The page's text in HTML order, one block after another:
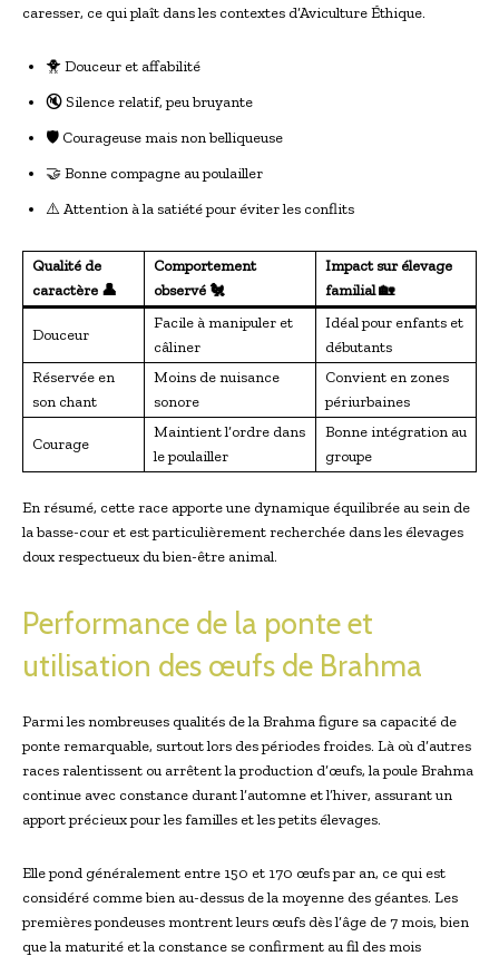
caresser, ce qui plaît dans les contextes d’Aviculture Éthique.
🐥 Douceur et affabilité
🔇 Silence relatif, peu bruyante
🛡 Courageuse mais non belliqueuse
🤝 Bonne compagne au poulailler
⚠️ Attention à la satiété pour éviter les conflits
Qualité de
caractère 👤
Comportement
observé 🐔
Impact sur élevage
familial 🏡
Douceur
Facile à manipuler et
câliner
Idéal pour enfants et
débutants
Réservée en
son chant
Moins de nuisance
sonore
Convient en zones
périurbaines
Courage
Maintient l’ordre dans
le poulailler
Bonne intégration au
groupe
En résumé, cette race apporte une dynamique équilibrée au sein de
la basse-cour et est particulièrement recherchée dans les élevages
doux respectueux du bien-être animal.
Performance de la ponte et
utilisation des œufs de Brahma
Parmi les nombreuses qualités de la Brahma figure sa capacité de
ponte remarquable, surtout lors des périodes froides. Là où d’autres
races ralentissent ou arrêtent la production d’œufs, la poule Brahma
continue avec constance durant l’automne et l’hiver, assurant un
apport précieux pour les familles et les petits élevages.
Elle pond généralement entre 150 et 170 œufs par an, ce qui est
considéré comme bien au-dessus de la moyenne des géantes. Les
premières pondeuses montrent leurs œufs dès l’âge de 7 mois, bien
que la maturité et la constance se confirment au fil des mois